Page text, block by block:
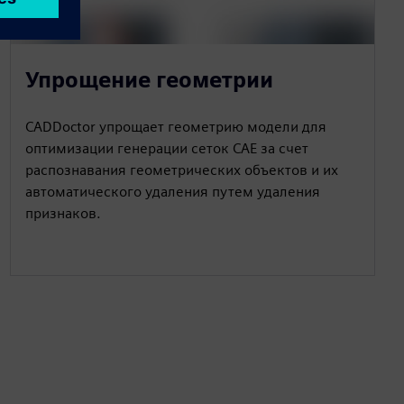
Упрощение геометрии
CADDoctor упрощает геометрию модели для
оптимизации генерации сеток CAE за счет
распознавания геометрических объектов и их
автоматического удаления путем удаления
признаков.